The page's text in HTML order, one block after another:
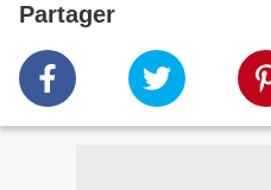
Partager